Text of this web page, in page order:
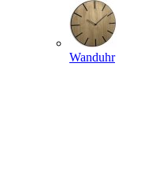
Wanduhr